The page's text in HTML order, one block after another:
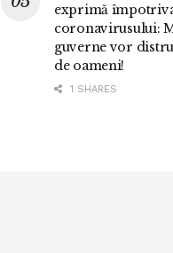
exprimă
coronavirusului:
guverne vor
de oameni!
1 SHARES